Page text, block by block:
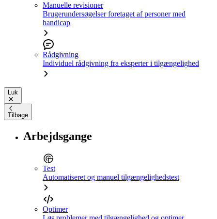
Manuelle revisioner
Brugerundersøgelser foretaget af personer med
handicap
Rådgivning
Individuel rådgivning fra eksperter i tilgængelighed
Luk
Tilbage
Arbejdsgange
Test
Automatiseret og manuel tilgængelighedstest
Optimer